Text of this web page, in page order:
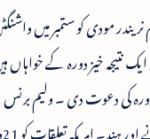
نریندر مودی کو ستمبر
نتیجہ خیز دورہ کے
دعوت دی ۔ ولیم برنس